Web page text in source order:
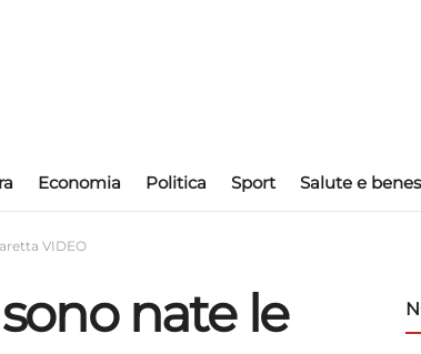
Economia Politica Sport Salute e
VIDEO
nate le